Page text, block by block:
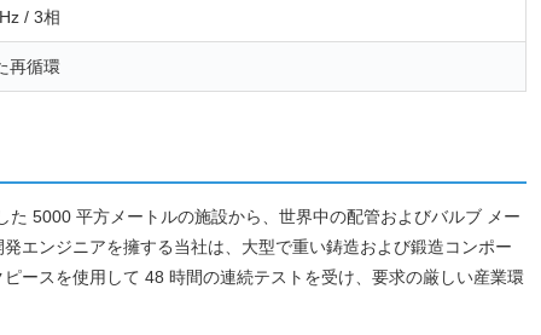
/ 3相
再循環
5000 平方メートルの施設から、世界中の配管およびバルブ メー
エンジニアを擁する当社は、大型で重い鋳造および鍛造コンポー
ースを使用して 48 時間の連続テストを受け、要求の厳しい産業環